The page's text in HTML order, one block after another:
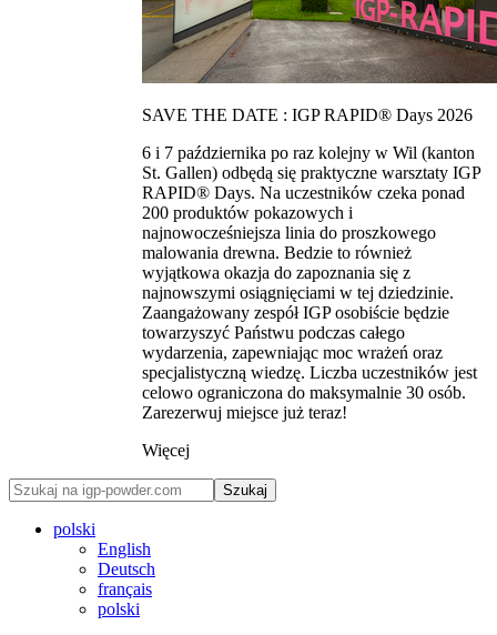
SAVE THE DATE : IGP RAPID® Days 2026
6 i 7 października po raz kolejny w Wil (kanton
St. Gallen) odbędą się praktyczne warsztaty IGP
RAPID® Days. Na uczestników czeka ponad
200 produktów pokazowych i
najnowocześniejsza linia do proszkowego
malowania drewna. Bedzie to również
wyjątkowa okazja do zapoznania się z
najnowszymi osiągnięciami w tej dziedzinie.
Zaangażowany zespół IGP osobiście będzie
towarzyszyć Państwu podczas całego
wydarzenia, zapewniając moc wrażeń oraz
specjalistyczną wiedzę. Liczba uczestników jest
celowo ograniczona do maksymalnie 30 osób.
Zarezerwuj miejsce już teraz!
Więcej
Szukaj
polski
English
Deutsch
français
polski